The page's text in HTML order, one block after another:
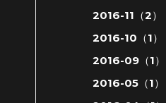
2016-11（2）
2016-10（1）
2016-09（1）
2016-05（1）